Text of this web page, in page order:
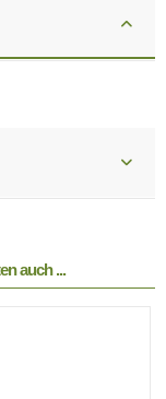
auch ...